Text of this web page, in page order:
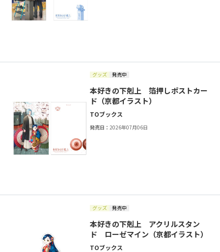
グッズ 発売中
本好きの下剋上 箔押しポストカー
ド（京都イラスト）
TOブックス
発売日：2026年07月06日
グッズ 発売中
本好きの下剋上 アクリルスタン
ド ローゼマイン（京都イラスト）
TOブックス